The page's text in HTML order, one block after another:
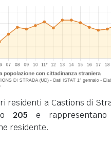
residenti a Castions di
205 e
residente.